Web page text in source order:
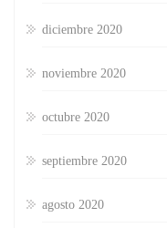
diciembre 2020
noviembre 2020
octubre 2020
septiembre 2020
agosto 2020